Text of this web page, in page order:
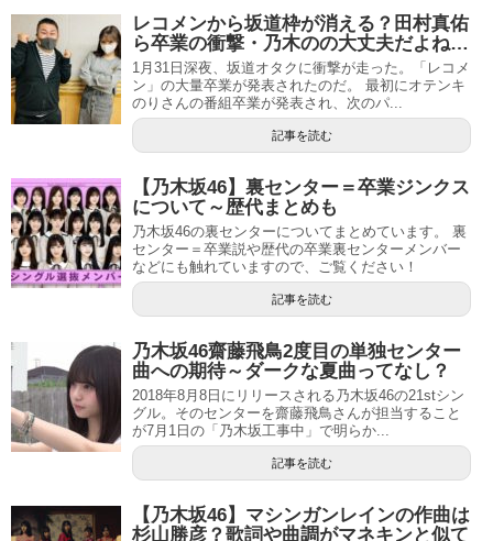
レコメンから坂道枠が消える？田村真佑
ら卒業の衝撃・乃木のの大丈夫だよね…
1月31日深夜、坂道オタクに衝撃が走った。「レコメ
ン」の大量卒業が発表されたのだ。 最初にオテンキ
のりさんの番組卒業が発表され、次のパ...
記事を読む
【乃木坂46】裏センター＝卒業ジンクス
について～歴代まとめも
乃木坂46の裏センターについてまとめています。 裏
センター＝卒業説や歴代の卒業裏センターメンバー
などにも触れていますので、ご覧ください！
記事を読む
乃木坂46齋藤飛鳥2度目の単独センター
曲への期待～ダークな夏曲ってなし？
2018年8月8日にリリースされる乃木坂46の21stシン
グル。そのセンターを齋藤飛鳥さんが担当すること
が7月1日の「乃木坂工事中」で明らか...
記事を読む
【乃木坂46】マシンガンレインの作曲は
杉山勝彦？歌詞や曲調がマネキンと似て